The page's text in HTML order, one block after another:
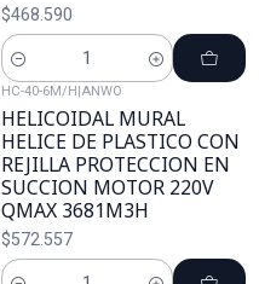
$468.590
Cantidad
HC-40-6M/H ANWO
HELICOIDAL MURAL
HELICE DE PLASTICO CON
REJILLA PROTECCION EN
SUCCION MOTOR 220V
QMAX 3681M3H
$572.557